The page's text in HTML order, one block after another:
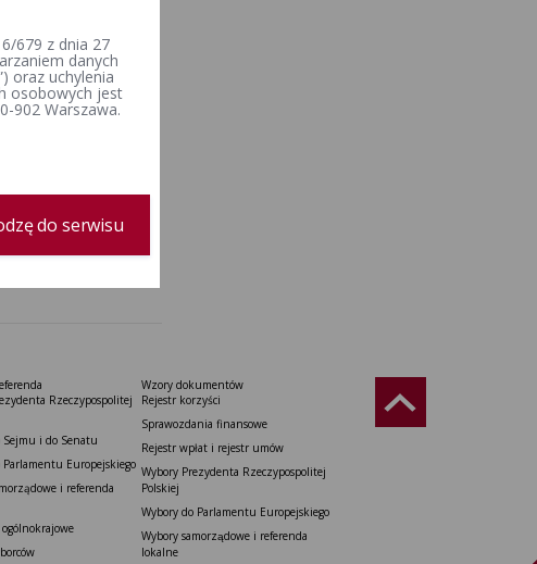
Rzeczypospolitej
Sejmu i do Senatu
Parlamentu Europejskiego
i referenda
Wzory dokumentów
Rejestr korzyści
Sprawozdania finansowe
Rejestr wpłat i rejestr umów
Wybory Prezydenta Rzeczypospolitej
Polskiej
Wybory do Parlamentu Europejskiego
Wybory samorządowe i referenda
lokalne
679 z dnia 27
danych
oraz uchylenia
osobowych jest
902 Warszawa.
do serwisu